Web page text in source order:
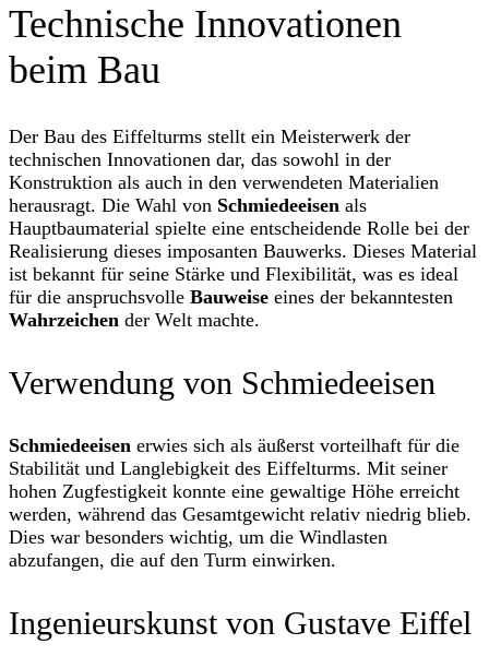
Technische Innovationen
beim Bau
Der Bau des Eiffelturms stellt ein Meisterwerk der
technischen Innovationen dar, das sowohl in der
Konstruktion als auch in den verwendeten Materialien
herausragt. Die Wahl von Schmiedeeisen als
Hauptbaumaterial spielte eine entscheidende Rolle bei der
Realisierung dieses imposanten Bauwerks. Dieses Material
ist bekannt für seine Stärke und Flexibilität, was es ideal
für die anspruchsvolle Bauweise eines der bekanntesten
Wahrzeichen der Welt machte.
Verwendung von Schmiedeeisen
Schmiedeeisen erwies sich als äußerst vorteilhaft für die
Stabilität und Langlebigkeit des Eiffelturms. Mit seiner
hohen Zugfestigkeit konnte eine gewaltige Höhe erreicht
werden, während das Gesamtgewicht relativ niedrig blieb.
Dies war besonders wichtig, um die Windlasten
abzufangen, die auf den Turm einwirken.
Ingenieurskunst von Gustave Eiffel